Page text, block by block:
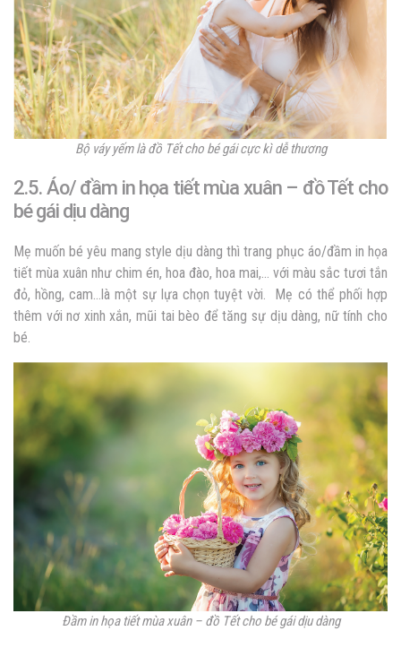
Bộ váy yếm là đồ Tết cho bé gái cực kì dễ thương
2.5. Áo/ đầm in họa tiết mùa xuân – đồ Tết cho
bé gái dịu dàng
Mẹ muốn bé yêu mang style dịu dàng thì trang phục áo/đầm in họa
tiết mùa xuân như chim én, hoa đào, hoa mai,… với màu sắc tươi tắn
đỏ, hồng, cam…là một sự lựa chọn tuyệt vời. Mẹ có thể phối hợp
thêm với nơ xinh xắn, mũi tai bèo để tăng sự dịu dàng, nữ tính cho
bé.
Đầm in họa tiết mùa xuân – đồ Tết cho bé gái dịu dàng